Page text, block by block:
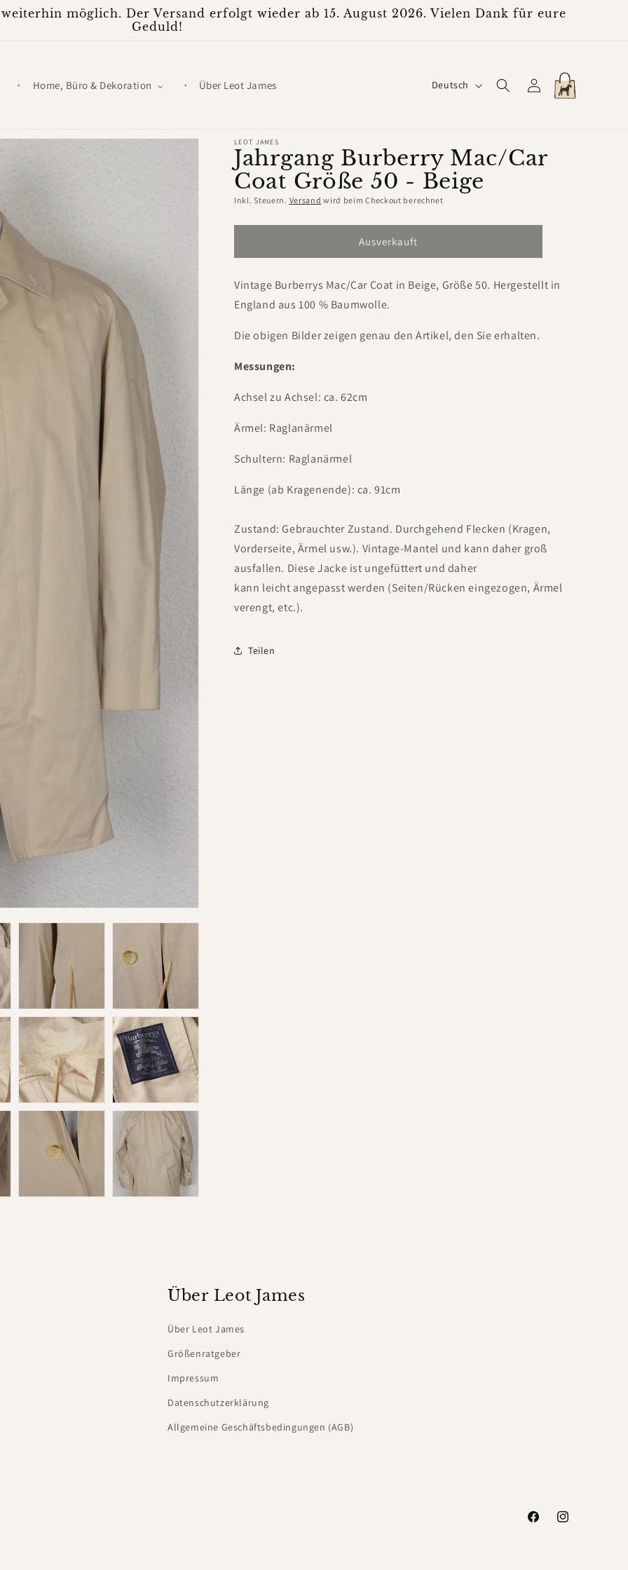
möglich. Der Versand erfolgt wieder ab 15. August 2026. Vielen Dank für eure
Geduld!
Home, Büro & Dekoration Über Leot James
S
a
c
h
e
Deutsch EinloggenWarenkorb
LEOT JAMES
Jahrgang Burberry Mac/Car
Coat Größe 50 - Beige
Inkl. Steuern. Versand wird beim Checkout berechnet
Ausverkauft
Vintage Burberrys Mac/Car Coat in Beige, Größe 50. Hergestellt in
England aus 100 % Baumwolle.
Die obigen Bilder zeigen genau den Artikel, den Sie erhalten.
Messungen:
Achsel zu Achsel: ca. 62cm
Ärmel: Raglanärmel
Schultern: Raglanärmel
Länge (ab Kragenende): ca. 91cm
Zustand: Gebrauchter Zustand. Durchgehend Flecken (Kragen,
Vorderseite, Ärmel usw.). Vintage-Mantel und kann daher groß
ausfallen. Diese Jacke ist ungefüttert und daher
kann leicht angepasst werden (Seiten/Rücken eingezogen, Ärmel
verengt, etc.).
Teilen
Über Leot James
Über Leot James
Größenratgeber
Impressum
Datenschutzerklärung
Allgemeine Geschäftsbedingungen (AGB)
FacebookInstagram